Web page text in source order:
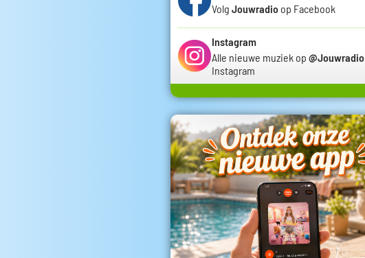
Volg Jouwradio op Facebook
Instagram
Alle nieuwe muziek op @Jouwradio
Instagram